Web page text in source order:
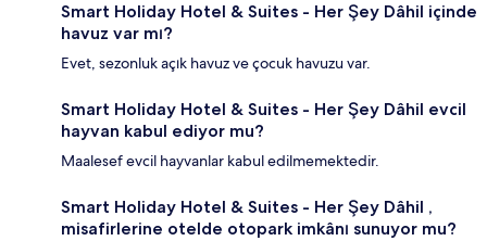
Smart Holiday Hotel & Suites - Her Şey Dâhil içinde
havuz var mı?
Evet, sezonluk açık havuz ve çocuk havuzu var.
Smart Holiday Hotel & Suites - Her Şey Dâhil evcil
hayvan kabul ediyor mu?
Maalesef evcil hayvanlar kabul edilmemektedir.
Smart Holiday Hotel & Suites - Her Şey Dâhil ,
misafirlerine otelde otopark imkânı sunuyor mu?